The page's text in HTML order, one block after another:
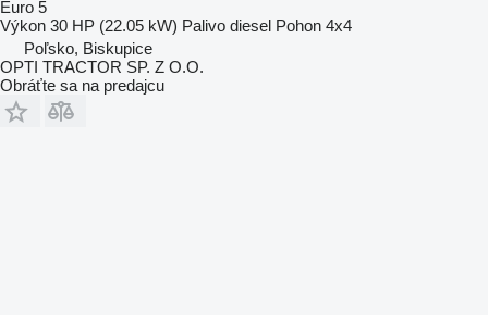
Euro 5
Výkon 30 HP (22.05 kW) Palivo diesel Pohon 4x4
Poľsko, Biskupice
OPTI TRACTOR SP. Z O.O.
Obráťte sa na predajcu